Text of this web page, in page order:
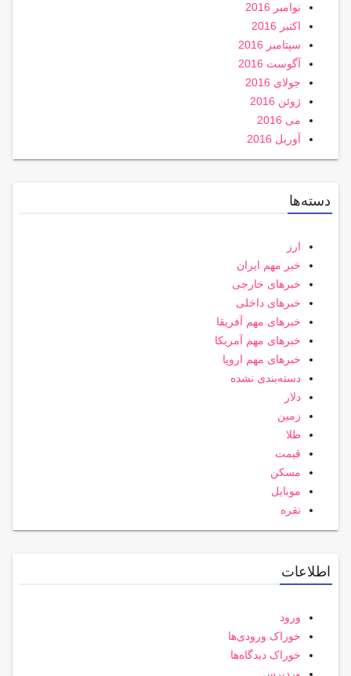
نوامبر 2016
اکتبر 2016
سپتامبر 2016
آگوست 2016
جولای 2016
ژوئن 2016
می 2016
آوریل 2016
دسته‌ها
ارز
خبر مهم ایران
خبرهای خارجی
خبرهای داخلی
خبرهای مهم آفریقا
خبرهای مهم آمریکا
خبرهای مهم اروپا
دسته‌بندی نشده
دلار
زمین
طلا
قیمت
مسکن
موبایل
نقره
اطلاعات
ورود
خوراک ورودی‌ها
خوراک دیدگاه‌ها